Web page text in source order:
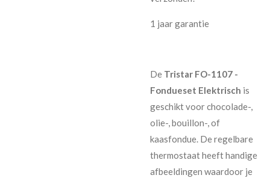
1 jaar garantie
De Tristar FO-1107 -
Fondueset Elektrisch is
geschikt voor chocolade-,
olie-, bouillon-, of
kaasfondue. De regelbare
thermostaat heeft handige
afbeeldingen waardoor je